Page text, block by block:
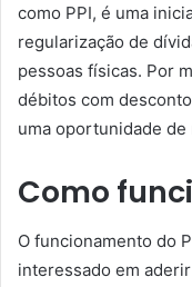
como PPI, é uma
regularização de
pessoas físicas. Por
débitos com
uma oportunidade
Como
O funcionamento do
interessado em